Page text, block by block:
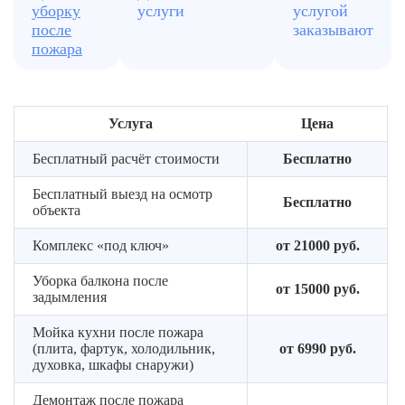
класса
смету
старта
радиаторов,
выключателей
там,
уборку
после
пожара
услуги
услугой
заказывают
Услуга Цена
Бесплатный расчёт стоимости Бесплатно
Бесплатный выезд на осмотр
объекта
Бесплатно
Комплекс «под ключ» от 21000 руб.
Уборка балкона после
задымления
от 15000 руб.
Мойка кухни после пожара
(плита, фартук, холодильник,
духовка, шкафы снаружи)
от 6990 руб.
Демонтаж после пожара